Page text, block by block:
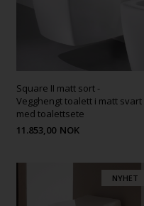
Square II matt sort -
Vegghengt toalett i matt svart
med toalettsete
11.853,00 NOK
NYHET